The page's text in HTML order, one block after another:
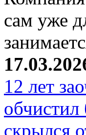
сам уже
12 лет
скрылся